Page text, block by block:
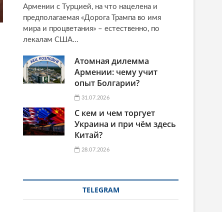
Армении с Турцией, на что нацелена и
предполагаемая «Дорога Трампа во имя
мира и процветания» – естественно, по
лекалам США...
Атомная дилемма
Армении: чему учит
опыт Болгарии?
31.07.2026
С кем и чем торгует
Украина и при чём здесь
Китай?
28.07.2026
TELEGRAM